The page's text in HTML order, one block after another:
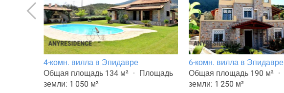
4-комн. вилла в Эпидавре
Общая площадь 134 м²
Площадь
земли: 1 050 м²
6-комн. вилла в Эпидавре
Общая площадь 190 м²
земли: 1 250 м²